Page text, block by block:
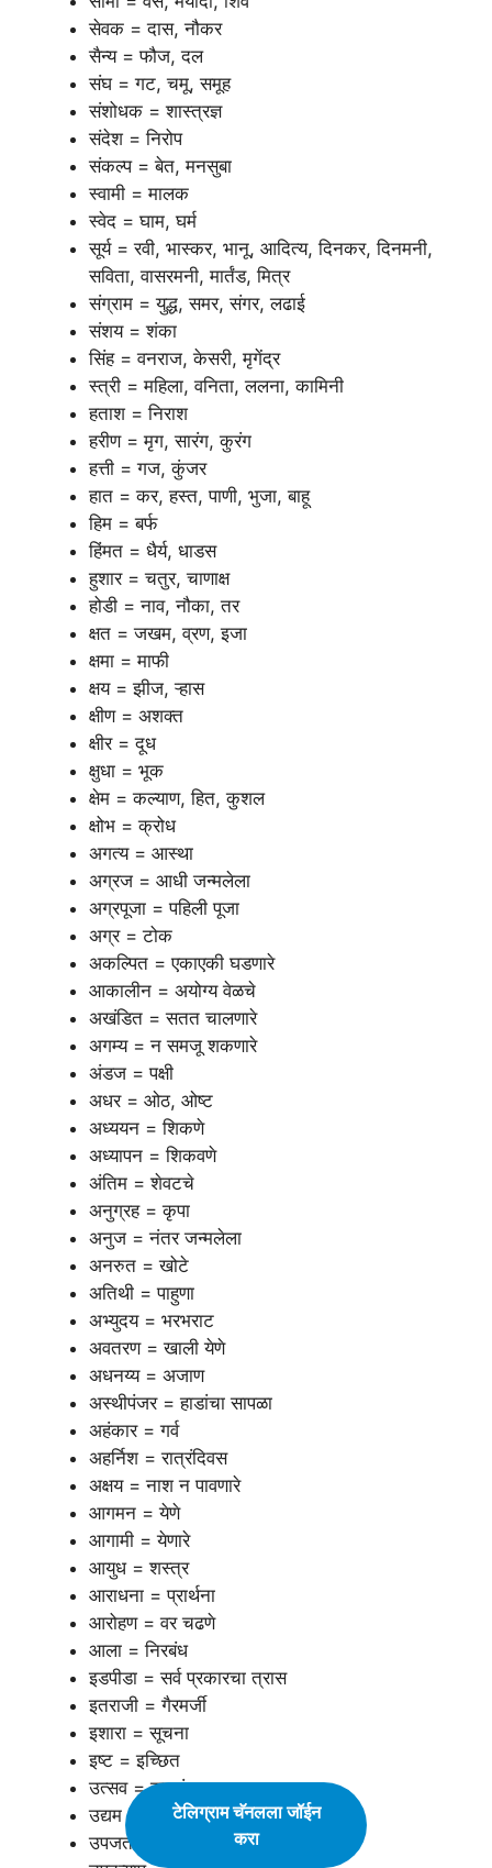
सेवक = दास, नौकर
सैन्य = फौज, दल
संघ = गट, चमू, समूह
संशोधक = शास्त्रज्ञ
संदेश = निरोप
संकल्प = बेत, मनसुबा
स्वामी = मालक
स्वेद = घाम, घर्म
सूर्य = रवी, भास्कर, भानू, आदित्य, दिनकर, दिनमनी,
सविता, वासरमनी, मार्तंड, मित्र
संग्राम = युद्ध, समर, संगर, लढाई
संशय = शंका
सिंह = वनराज, केसरी, मृगेंद्र
स्त्री = महिला, वनिता, ललना, कामिनी
हताश = निराश
हरीण = मृग, सारंग, कुरंग
हत्ती = गज, कुंजर
हात = कर, हस्त, पाणी, भुजा, बाहू
हिम = बर्फ
हिंमत = धैर्य, धाडस
हुशार = चतुर, चाणाक्ष
होडी = नाव, नौका, तर
क्षत = जखम, व्रण, इजा
क्षमा = माफी
क्षय = झीज, ऱ्हास
क्षीण = अशक्त
क्षीर = दूध
क्षुधा = भूक
क्षेम = कल्याण, हित, कुशल
क्षोभ = क्रोध
अगत्य = आस्था
अग्रज = आधी जन्मलेला
अग्रपूजा = पहिली पूजा
अग्र = टोक
अकल्पित = एकाएकी घडणारे
आकालीन = अयोग्य वेळचे
अखंडित = सतत चालणारे
अगम्य = न समजू शकणारे
अंडज = पक्षी
अधर = ओठ, ओष्ट
अध्ययन = शिकणे
अध्यापन = शिकवणे
अंतिम = शेवटचे
अनुग्रह = कृपा
अनुज = नंतर जन्मलेला
अनरुत = खोटे
अतिथी = पाहुणा
अभ्युदय = भरभराट
अवतरण = खाली येणे
अधनय्य = अजाण
अस्थीपंजर = हाडांचा सापळा
अहंकार = गर्व
अहर्निश = रात्रंदिवस
अक्षय = नाश न पावणारे
आगमन = येणे
आगामी = येणारे
आयुध = शस्त्र
आराधना = प्रार्थना
आरोहण = वर चढणे
आला = निरबंध
इडपीडा = सर्व प्रकारचा त्रास
इतराजी = गैरमर्जी
इशारा = सूचना
इष्ट = इच्छित
उत्सव = समारंभ
उद्यम = उद्योग
उपजत = जन्मापासून
टेलिग्राम चॅनलला जॉईन
करा